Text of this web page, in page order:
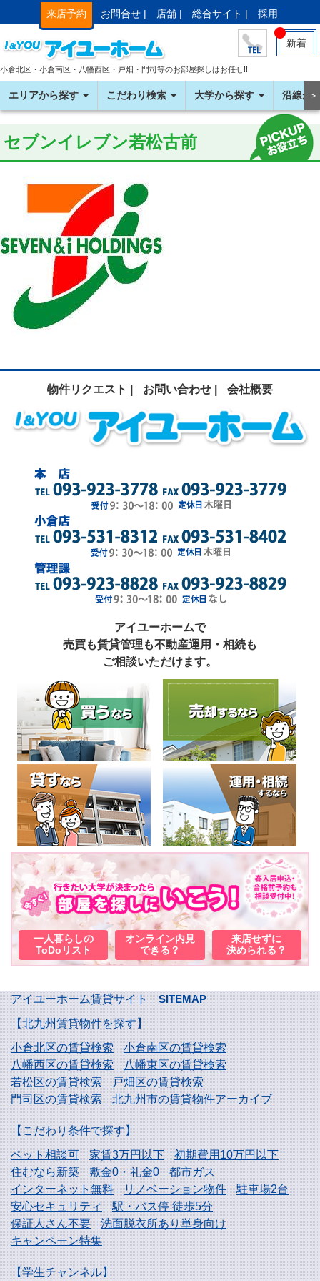
来店予約 お問合せ | 店舗 | 総合サイト | 採用
新着
小倉北区・小倉南区・八幡西区・戸畑・門司等のお部屋探しはお任せ!!
エリアから探す こだわり検索 大学から探す 沿線か＞
セブンイレブン若松古前
物件リクエスト | お問い合わせ | 会社概要
アイユーホームで
売買も賃貸管理も不動産運用・相続も
ご相談いただけます。
一人暮らしの
ToDoリスト
オンライン内見
できる？
来店せずに
決められる？
アイユーホーム賃貸サイト
SITEMAP
【北九州賃貸物件を探す】
小倉北区の賃貸検索
小倉南区の賃貸検索
八幡西区の賃貸検索
八幡東区の賃貸検索
若松区の賃貸検索
戸畑区の賃貸検索
門司区の賃貸検索
北九州市の賃貸物件アーカイブ
【こだわり条件で探す】
ペット相談可
家賃3万円以下
初期費用10万円以下
住むなら新築
敷金0・礼金0
都市ガス
インターネット無料
リノベーション物件
駐車場2台
安心セキュリティ
駅・バス停 徒歩5分
保証人さん不要
洗面脱衣所あり単身向け
キャンペーン特集
【学生チャンネル】